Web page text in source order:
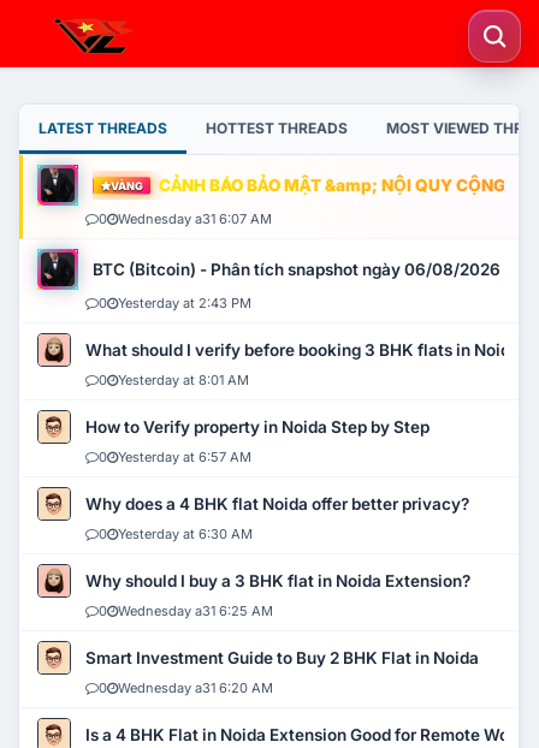
LATEST THREADS HOTTEST THREADS MOST VIEWED
VÀNG CẢNH BÁO BẢO MẬT &amp; NỘI QUY CỘNG
0 Wednesday a31 6:07 AM
BTC (Bitcoin) - Phân tích snapshot ngày 06/08/2026
0 Yesterday at 2:43 PM
What should I verify before booking 3 BHK flats in Noida?
0 Yesterday at 8:01 AM
How to Verify property in Noida Step by Step
0 Yesterday at 6:57 AM
Why does a 4 BHK flat Noida offer better privacy?
0 Yesterday at 6:30 AM
Why should I buy a 3 BHK flat in Noida Extension?
0 Wednesday a31 6:25 AM
Smart Investment Guide to Buy 2 BHK Flat in Noida
0 Wednesday a31 6:20 AM
Is a 4 BHK Flat in Noida Extension Good for Remote Work?